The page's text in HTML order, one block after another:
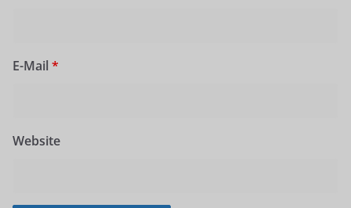
E-Mail *
Website